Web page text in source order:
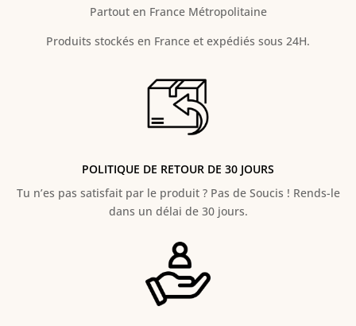
Partout en France Métropolitaine
Produits stockés en France et expédiés sous 24H.
POLITIQUE DE RETOUR DE 30 JOURS
Tu n’es pas satisfait par le produit ? Pas de Soucis ! Rends-le
dans un délai de 30 jours.